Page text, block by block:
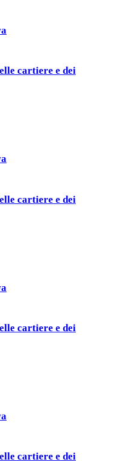
cartiere e dei
cartiere e dei
cartiere e dei
cartiere e dei